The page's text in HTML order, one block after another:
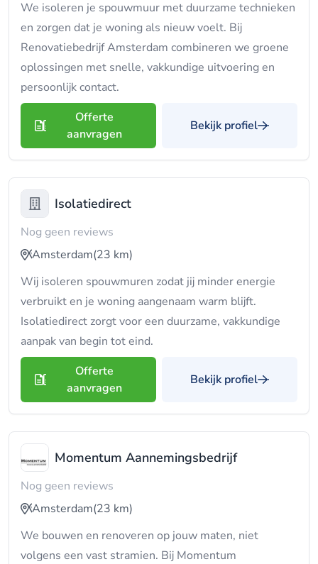
We isoleren je spouwmuur met duurzame technieken
en zorgen dat je woning als nieuw voelt. Bij
Renovatiebedrijf Amsterdam combineren we groene
oplossingen met snelle, vakkundige uitvoering en
persoonlijk contact.
Offerte
aanvragen
Bekijk profiel
Isolatiedirect
Nog geen reviews
Amsterdam(23 km)
Wij isoleren spouwmuren zodat jij minder energie
verbruikt en je woning aangenaam warm blijft.
Isolatiedirect zorgt voor een duurzame, vakkundige
aanpak van begin tot eind.
Offerte
aanvragen
Bekijk profiel
Momentum Aannemingsbedrijf
Nog geen reviews
Amsterdam(23 km)
We bouwen en renoveren op jouw maten, niet
volgens een vast stramien. Bij Momentum